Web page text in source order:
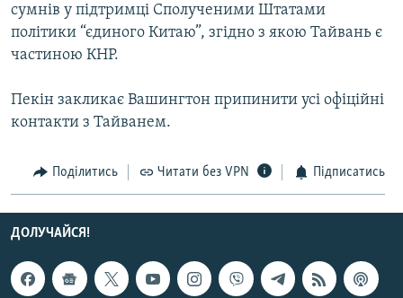
ПОДКАСТИ
КРИМ РЕАЛІЇ
ДОЛУЧАЙСЯ!
сумнів у підтримці Сполученими Штатами
політики “єдиного Китаю”, згідно з якою Тайвань є
частиною КНР.
Пекін закликає Вашингтон припинити усі офіційні
контакти з Тайванем.
Поділитись Читати без VPN Підписатись
ДОЛУЧАЙСЯ!